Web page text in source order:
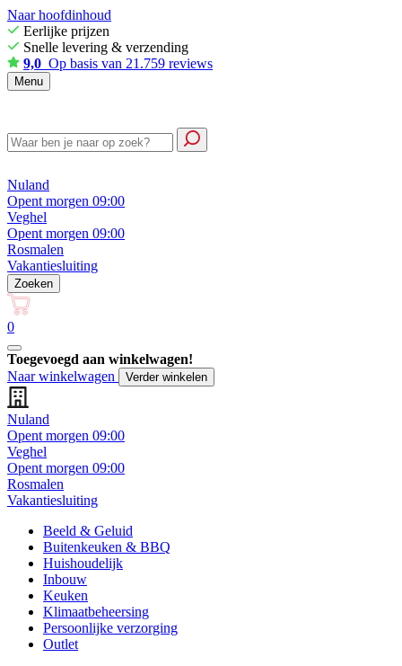
Naar hoofdinhoud
Eerlijke prijzen
Snelle levering & verzending
9,0 Op basis van 21.759 reviews
Menu
Nuland
Opent morgen 09:00
Veghel
Opent morgen 09:00
Rosmalen
Vakantiesluiting
Zoeken
0
Toegevoegd aan winkelwagen!
Naar winkelwagen
Verder winkelen
Nuland
Opent morgen 09:00
Veghel
Opent morgen 09:00
Rosmalen
Vakantiesluiting
Beeld & Geluid
Buitenkeuken & BBQ
Huishoudelijk
Inbouw
Keuken
Klimaatbeheersing
Persoonlijke verzorging
Outlet